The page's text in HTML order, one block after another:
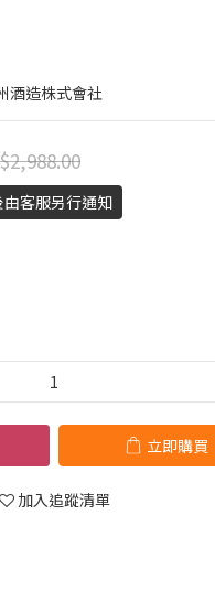
酒造株式會社
客服另行通知
立即購買
加入追蹤清單